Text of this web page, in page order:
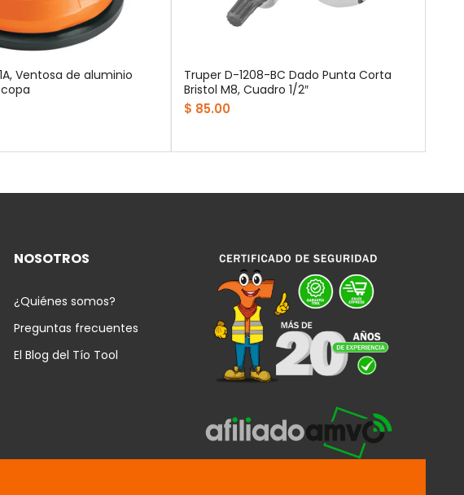
Ventosa de aluminio
Truper D-1208-BC Dado Punta Corta
Bristol M8, Cuadro 1/2″
$ 85.00
NOSOTROS
¿Quiénes somos?
Preguntas frecuentes
El Blog del Tío Tool